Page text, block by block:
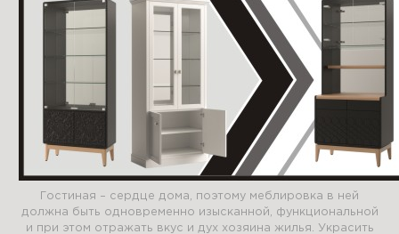
Гостиная – сердце дома, поэтому меблировка в ней
должна быть одновременно изысканной, функциональной
и при этом отражать вкус и дух хозяина жилья. Украсить